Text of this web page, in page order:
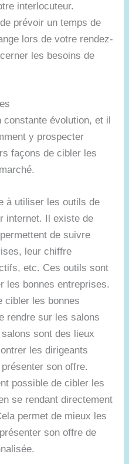
interlocuteur.
prévoir un temps de
lors de votre rendez-
les besoins de
constante évolution, et il
y prospecter
façons de cibler les
à utiliser les outils de
internet. Il existe de
de suivre
leur chiffre
etc. Ces outils sont
les bonnes entreprises.
cibler les bonnes
rendre sur les salons
sont des lieux
les dirigeants
son offre.
possible de cibler les
se rendant directement
permet de mieux les
son offre de